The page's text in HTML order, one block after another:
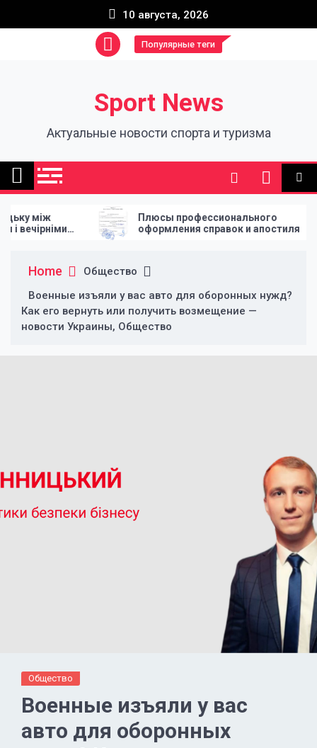
10 августа, 2026
Популярные теги
Sport News
Актуальные новости спорта и туризма
Плюсы профессионального
оформления справок и апостиля
of
Home
Общество
Военные изъяли у вас авто для оборонных нужд?
Как его вернуть или получить возмещение —
новости Украины, Общество
Общество
Военные изъяли у вас
авто для оборонных